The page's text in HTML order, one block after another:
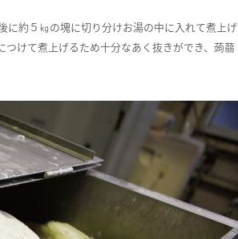
に約５㎏の塊に切り分けお湯の中に入れて煮上げ
けて煮上げるため十分なあく抜きができ、蒟蒻